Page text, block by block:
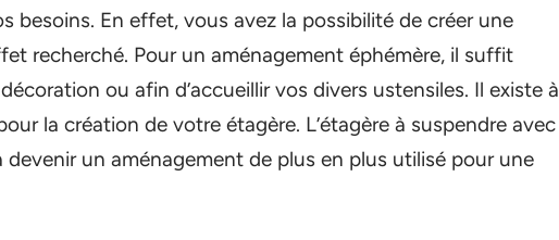
besoins. En effet, vous avez la possibilité de créer une
recherché. Pour un aménagement éphémère, il suffit
ou afin d’accueillir vos divers ustensiles. Il existe à
la création de votre étagère. L’étagère à suspendre avec
un aménagement de plus en plus utilisé pour une